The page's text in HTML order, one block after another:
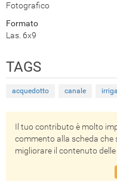
Fotografico
Formato
Las. 6x9
TAGS
acquedotto canale
Il tuo contributo è molto
commento alla scheda
migliorare il contenuto